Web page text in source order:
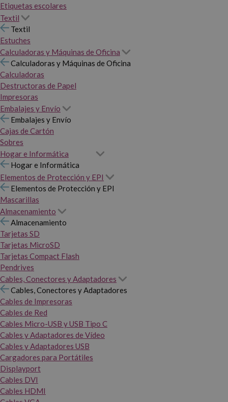
Etiquetas escolares
Textil
Textil
Estuches
Calculadoras y Máquinas de Oficina
Calculadoras y Máquinas de Oficina
Calculadoras
Destructoras de Papel
Impresoras
Embalajes y Envío
Embalajes y Envío
Cajas de Cartón
Sobres
Hogar e Informática
Hogar e Informática
Elementos de Protección y EPI
Elementos de Protección y EPI
Mascarillas
Almacenamiento
Almacenamiento
Tarjetas SD
Tarjetas MicroSD
Tarjetas Compact Flash
Pendrives
Cables, Conectores y Adaptadores
Cables, Conectores y Adaptadores
Cables de Impresoras
Cables de Red
Cables Micro-USB y USB Tipo C
Cables y Adaptadores de Vídeo
Cables y Adaptadores USB
Cargadores para Portátiles
Displayport
Cables DVI
Cables HDMI